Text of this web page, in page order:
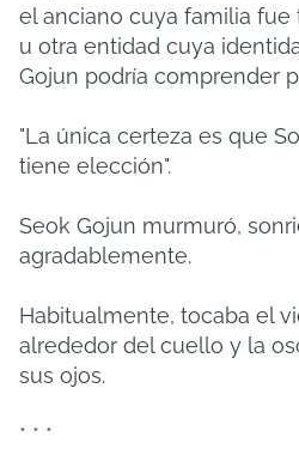
el anciano cuya familia
u otra entidad cuya
Gojun podría comprender
"La única certeza es que
tiene elección".
Seok Gojun murmuró,
agradablemente.
Habitualmente, tocaba el
alrededor del cuello y la
sus ojos.
* * *